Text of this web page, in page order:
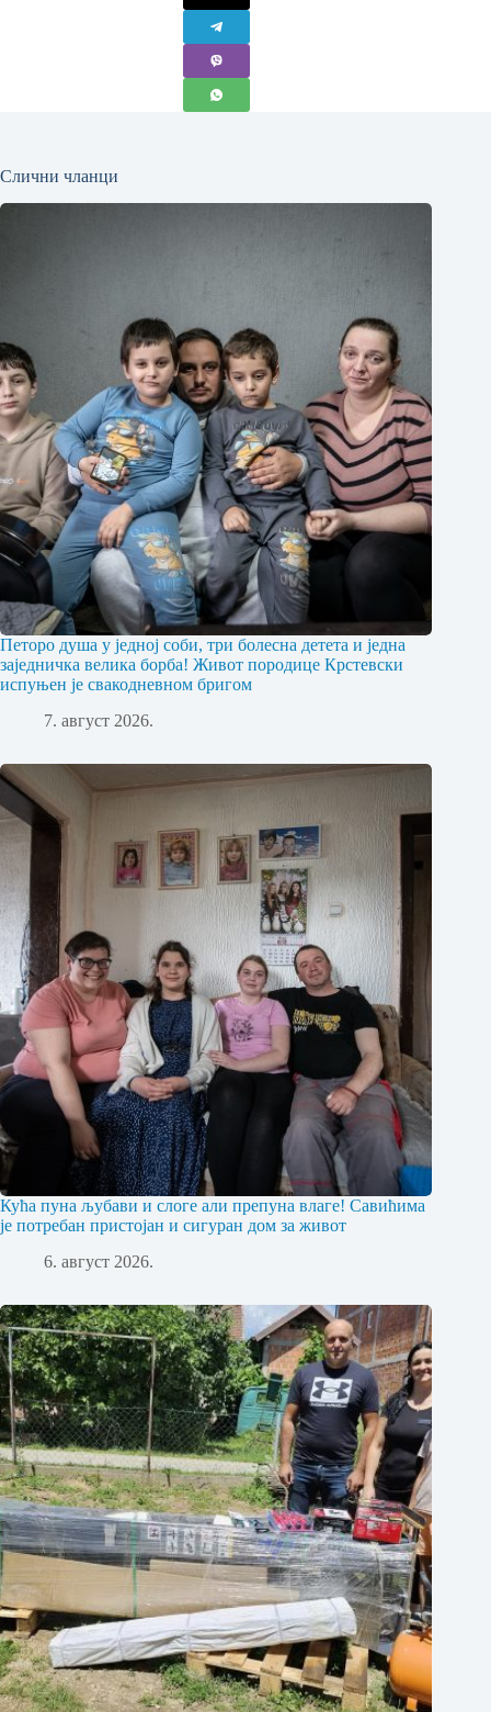
Слични чланци
Петоро душа у једној соби, три болесна детета и једна
заједничка велика борба! Живот породице Крстевски
испуњен је свакодневном бригом
7. август 2026.
Кућа пуна љубави и слоге али препуна влаге! Савићима
је потребан пристојан и сигуран дом за живот
6. август 2026.